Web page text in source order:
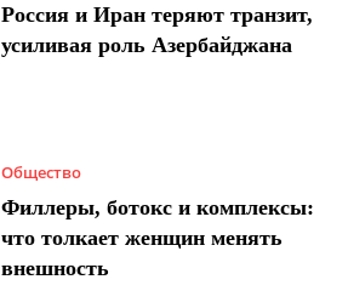
Россия и Иран теряют транзит,
усиливая роль Азербайджана
Общество
Филлеры, ботокс и комплексы:
что толкает женщин менять
внешность